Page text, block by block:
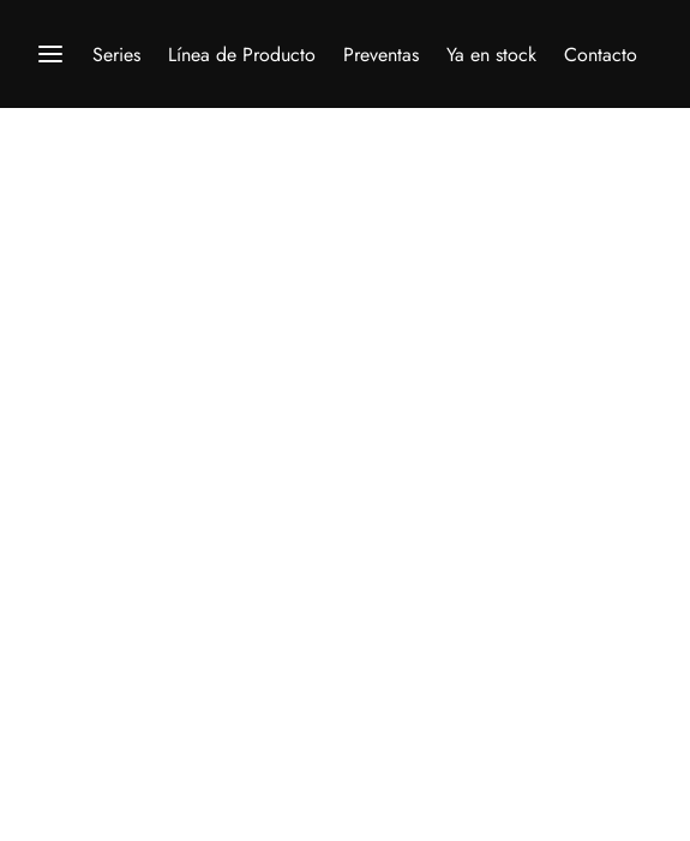
Series Línea de Producto Preventas Ya en stock Contacto